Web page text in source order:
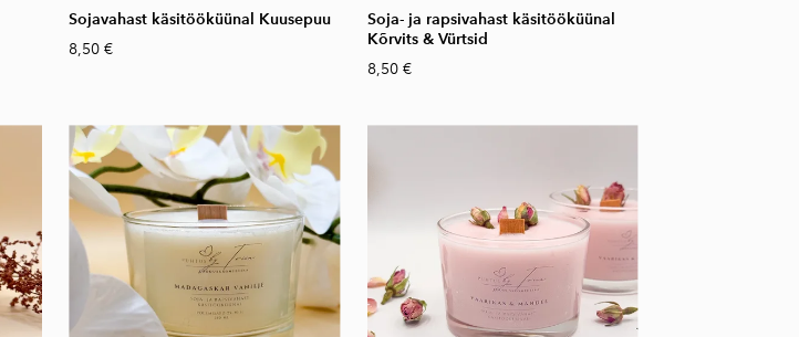
Sojavahast käsitööküünal Kuusepuu
8,50 €
Soja- ja rapsivahast käsitööküünal
Kõrvits & Vürtsid
8,50 €